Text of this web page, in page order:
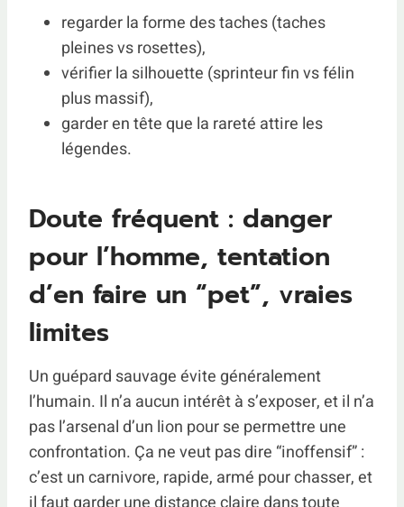
regarder la forme des taches (taches
pleines vs rosettes),
vérifier la silhouette (sprinteur fin vs félin
plus massif),
garder en tête que la rareté attire les
légendes.
Doute fréquent : danger
pour l’homme, tentation
d’en faire un “pet”, vraies
limites
Un guépard sauvage évite généralement
l’humain. Il n’a aucun intérêt à s’exposer, et il n’a
pas l’arsenal d’un lion pour se permettre une
confrontation. Ça ne veut pas dire “inoffensif” :
c’est un carnivore, rapide, armé pour chasser, et